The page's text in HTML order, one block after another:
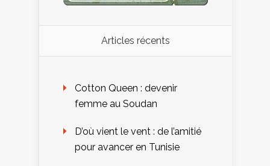
Articles récents
Cotton Queen : devenir
femme au Soudan
D’où vient le vent : de l’amitié
pour avancer en Tunisie